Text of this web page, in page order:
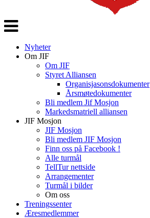
Veksle
navigasjon
Nyheter
Om JIF
Om JIF
Styret Alliansen
Organisjasonsdokumenter
Årsmøtedokumenter
Bli medlem Jif Mosjon
Markedsmatriell alliansen
JIF Mosjon
JIF Mosjon
Bli medlem JIF Mosjon
Finn oss på Facebook !
Alle turmål
TellTur nettside
Arrangementer
Turmål i bilder
Om oss
Treningssenter
Æresmedlemmer